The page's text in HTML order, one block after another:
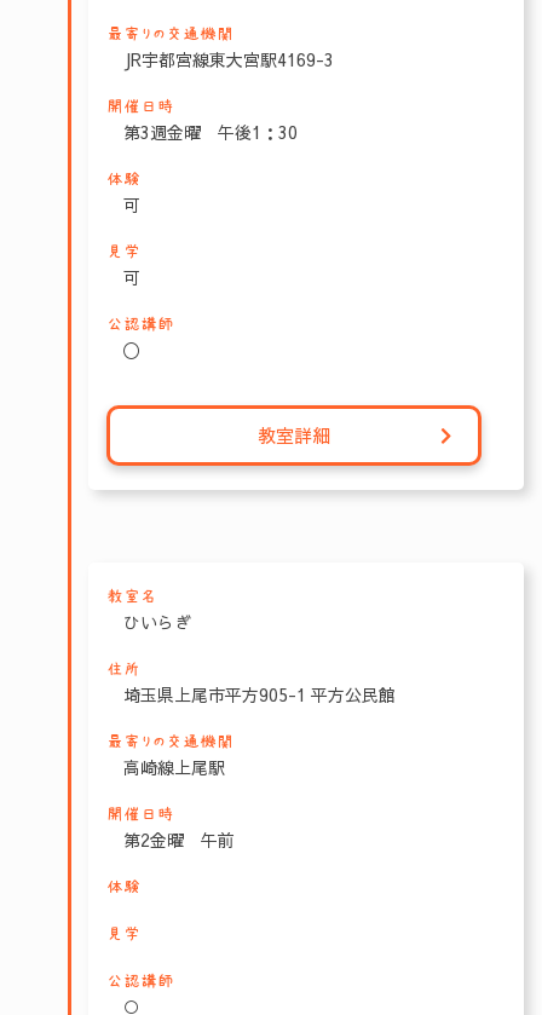
最寄りの交通機関
JR宇都宮線東大宮駅4169-3
開催日時
第3週金曜 午後1：30
体験
可
見学
可
公認講師
〇
教室詳細
教室名
ひいらぎ
住所
埼玉県上尾市平方905-1 平方公民館
最寄りの交通機関
高崎線上尾駅
開催日時
第2金曜 午前
体験
見学
公認講師
○